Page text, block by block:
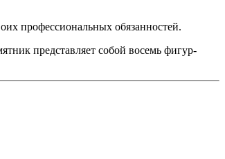
профессиональных обязанностей.
представляет собой восемь фигур-